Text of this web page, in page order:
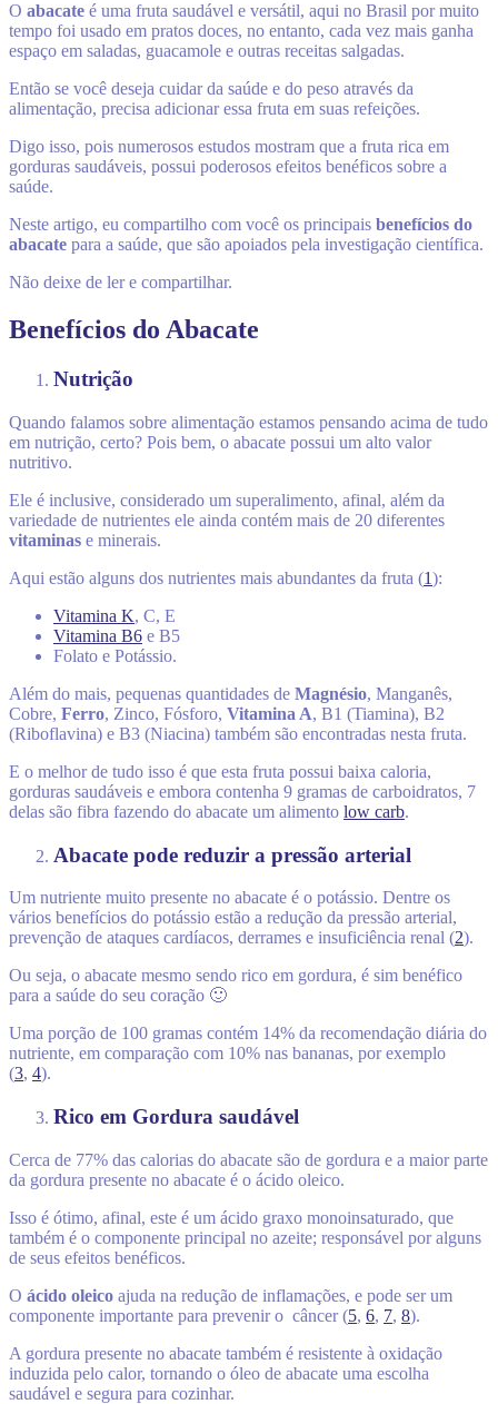
O abacate é uma fruta saudável e versátil, aqui no Brasil por muito
tempo foi usado em pratos doces, no entanto, cada vez mais ganha
espaço em saladas, guacamole e outras receitas salgadas.
Então se você deseja cuidar da saúde e do peso através da
alimentação, precisa adicionar essa fruta em suas refeições.
Digo isso, pois numerosos estudos mostram que a fruta rica em
gorduras saudáveis, possui poderosos efeitos benéficos sobre a
saúde.
Neste artigo, eu compartilho com você os principais benefícios do
abacate para a saúde, que são apoiados pela investigação científica.
Não deixe de ler e compartilhar.
Benefícios do Abacate
Nutrição
Quando falamos sobre alimentação estamos pensando acima de tudo
em nutrição, certo? Pois bem, o abacate possui um alto valor
nutritivo.
Ele é inclusive, considerado um superalimento, afinal, além da
variedade de nutrientes ele ainda contém mais de 20 diferentes
vitaminas e minerais.
Aqui estão alguns dos nutrientes mais abundantes da fruta (1):
Vitamina K, C, E
Vitamina B6 e B5
Folato e Potássio.
Além do mais, pequenas quantidades de Magnésio, Manganês,
Cobre, Ferro, Zinco, Fósforo, Vitamina A, B1 (Tiamina), B2
(Riboflavina) e B3 (Niacina) também são encontradas nesta fruta.
E o melhor de tudo isso é que esta fruta possui baixa caloria,
gorduras saudáveis e embora contenha 9 gramas de carboidratos, 7
delas são fibra fazendo do abacate um alimento low carb.
Abacate pode reduzir a pressão arterial
Um nutriente muito presente no abacate é o potássio. Dentre os
vários benefícios do potássio estão a redução da pressão arterial,
prevenção de ataques cardíacos, derrames e insuficiência renal (2).
Ou seja, o abacate mesmo sendo rico em gordura, é sim benéfico
para a saúde do seu coração 🙂
Uma porção de 100 gramas contém 14% da recomendação diária do
nutriente, em comparação com 10% nas bananas, por exemplo
(3, 4).
Rico em Gordura saudável
Cerca de 77% das calorias do abacate são de gordura e a maior parte
da gordura presente no abacate é o ácido oleico.
Isso é ótimo, afinal, este é um ácido graxo monoinsaturado, que
também é o componente principal no azeite; responsável por alguns
de seus efeitos benéficos.
O ácido oleico ajuda na redução de inflamações, e pode ser um
componente importante para prevenir o câncer (5, 6, 7, 8).
A gordura presente no abacate também é resistente à oxidação
induzida pelo calor, tornando o óleo de abacate uma escolha
saudável e segura para cozinhar.